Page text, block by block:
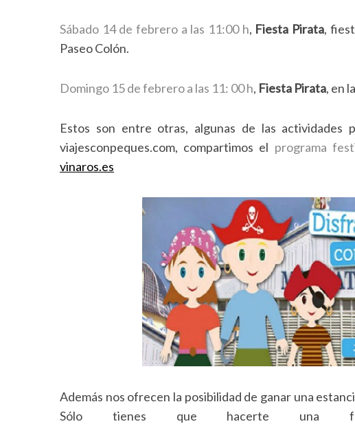
Sábado 14 de febrero a las 11:00 h, Fiesta Pirata,
Paseo Colón.
Domingo 15 de febrero a las 11: 00 h, Fiesta Pirata, en
Estos son entre otras, algunas de las actividades
viajesconpeques.com, compartimos el programa
vinaros.es
Además nos ofrecen la posibilidad de ganar una
Sólo tienes que hacerte una